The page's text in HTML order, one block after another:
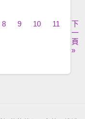
8 9 10 11
下
一
頁
»